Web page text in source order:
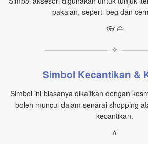
pakaian, seperti beg dan
👓 👜
✧
Simbol Kecantikan &
Simbol ini biasanya dikaitkan dengan
boleh muncul dalam senarai shopping
kecantikan.
💄